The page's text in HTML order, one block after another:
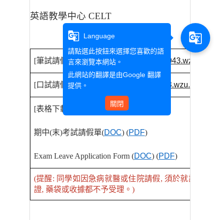
英語教學中心 CELT
[筆試請假 ]Written Test請點選： https://
[口試請假 ] OralTest https://c043.wzu.edu.tw/
[表格下載
期中(末)考試請假單(DOC) (PDF)
Exam Leave Application Form (DOC) (PDF)
(提醒: 同學如因急病就醫或住院請假, 須於就診後請
證, 藥袋或收據都不予受理。)
g_translate
Language
請點選此按鈕來選擇您喜歡的語
言來瀏覽本網站。
此網站的翻譯是由Google 翻譯
提供。
關閉
g_translate